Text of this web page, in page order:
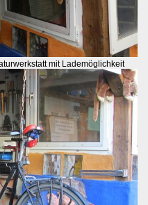
mit Lademöglichkeit